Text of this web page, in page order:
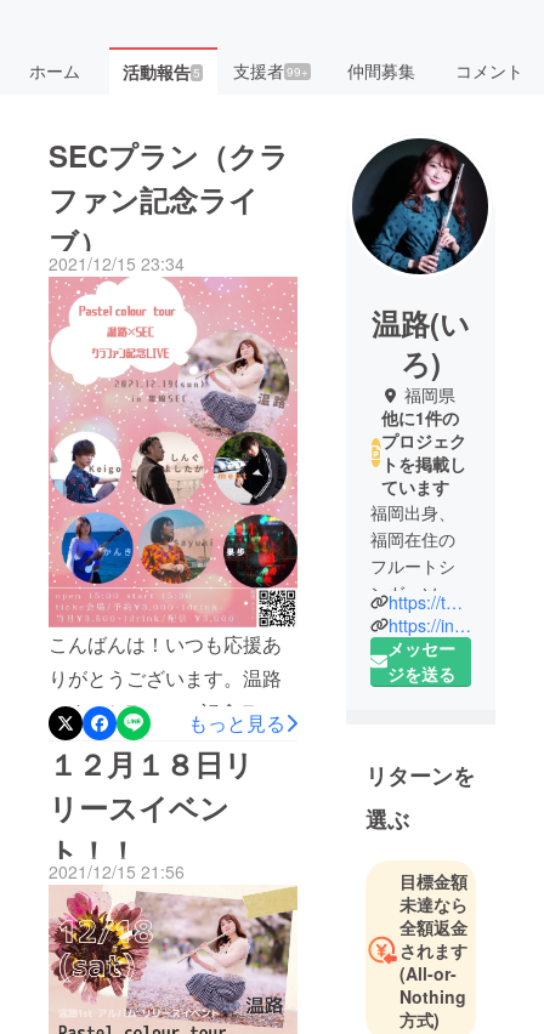
ホーム 活動報告5 支援者99+ 仲間募集 コメント
SECプラン（クラ
ファン記念ライ
ブ）
2021/12/15 23:34
こんばんは！いつも応援あ
りがとうございます。温路
です❤︎クラファン記念ライ
ブのご案内です！！温路×果
歩×しんぐよしたか温路
×ment×Keigoの二組の豪華
コラボ企画もあります！！
ぜひお見逃しなく❤︎※SNSな
どで事前にご報告していた
のですが当初の予定では
SECプランはジョエさんと
のツーマンライブの予定で
もっと見る
１２月１８日リ
リースイベン
ト！！
2021/12/15 21:56
温路(い
ろ)
福岡県
他に1件の
プロジェク
トを掲載し
ています
福岡出身、
福岡在住の
フルートシ
ンガーソン
グライ
ター。
い4年間活
動。
その後一度
フルートは
辞めて福岡
市にある
C&S音楽学
院に入学し5
年間音楽を
学ぶ。
https://twitter.com/iro_flute_ssw
https://instagram.com/iro_flute_ssw?r=nametag
メッセー
ジを送る
リターンを
選ぶ
目標金額
未達なら
全額返金
されます
(All-or-
Nothing
方式)